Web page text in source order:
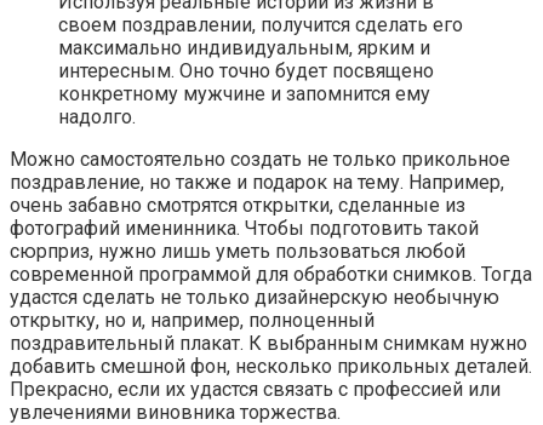
своем поздравлении, получится сделать его
максимально индивидуальным, ярким и
интересным. Оно точно будет посвящено
конкретному мужчине и запомнится ему
надолго.
Можно самостоятельно создать не только прикольное
поздравление, но также и подарок на тему. Например,
очень забавно смотрятся открытки, сделанные из
фотографий именинника. Чтобы подготовить такой
сюрприз, нужно лишь уметь пользоваться любой
современной программой для обработки снимков. Тогда
удастся сделать не только дизайнерскую необычную
открытку, но и, например, полноценный
поздравительный плакат. К выбранным снимкам нужно
добавить смешной фон, несколько прикольных деталей.
Прекрасно, если их удастся связать с профессией или
увлечениями виновника торжества.